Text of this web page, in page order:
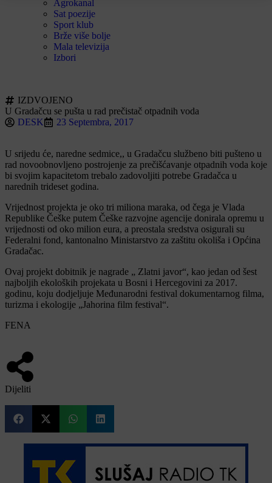
Agrokanal
Sat poezije
Sport klub
Brže više bolje
Mala televizija
Izbori
IZDVOJENO
U Gradačcu se pušta u rad prečistač otpadnih voda
DESK
23 Septembra, 2017
U srijedu će, naredne sedmice,, u Gradačcu službeno biti pušteno u
rad novoobnovljeno postrojenje za prečišćavanje otpadnih voda koje
bi svojim kapacitetom trebalo zadovoljiti potrebe Gradačca u
narednih trideset godina.
Vrijednost projekta je oko tri miliona maraka, od čega je Vlada
Republike Češke putem Češke razvojne agencije donirala opremu u
vrijednosti od oko milion eura, a preostala sredstva osigurali su
Federalni fond, kantonalno Ministarstvo za zaštitu okoliša i Općina
Gradačac.
Ovaj projekt dobitnik je nagrade „ Zlatni javor“, kao jedan od šest
najboljih ekoloških projekata u Bosni i Hercegovini za 2017.
godinu, koju dodjeljuje Međunarodni festival dokumentarnog filma,
turizma i ekologije „Jahorina film festival“.
FENA
Dijeliti